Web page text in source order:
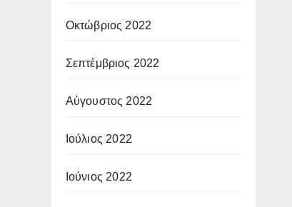
Οκτώβριος 2022
Σεπτέμβριος 2022
Αύγουστος 2022
Ιούλιος 2022
Ιούνιος 2022